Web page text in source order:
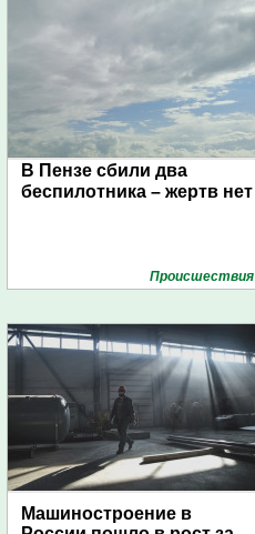
В Пензе сбили два
беспилотника – жертв нет
Проиcшествия
Машиностроение в